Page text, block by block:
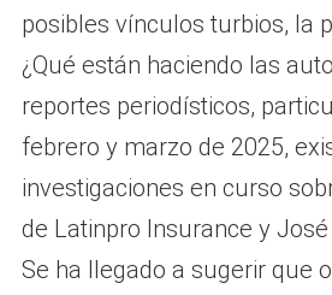
posibles vínculos turbios, la
¿Qué están haciendo las
reportes periodísticos,
febrero y marzo de 2025,
investigaciones en curso
de Latinpro Insurance y
Se ha llegado a sugerir que